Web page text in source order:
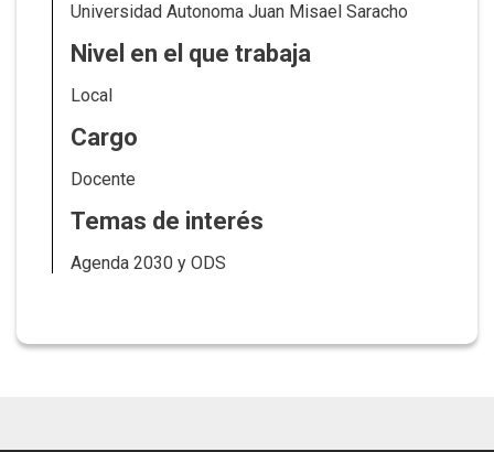
Universidad Autonoma Juan Misael Saracho
Nivel en el que trabaja
Local
Cargo
Docente
Temas de interés
Agenda 2030 y ODS